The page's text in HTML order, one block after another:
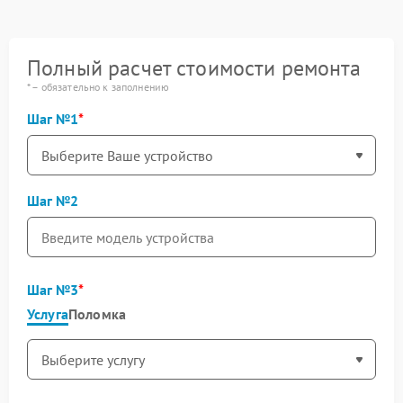
Полный расчет стоимости ремонта
* – обязательно к заполнению
Шаг №1
Шаг №2
Шаг №3
УслугаПоломка